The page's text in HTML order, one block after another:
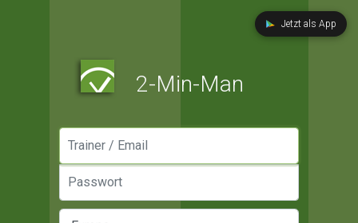
Jetzt als App
2-Min-Man